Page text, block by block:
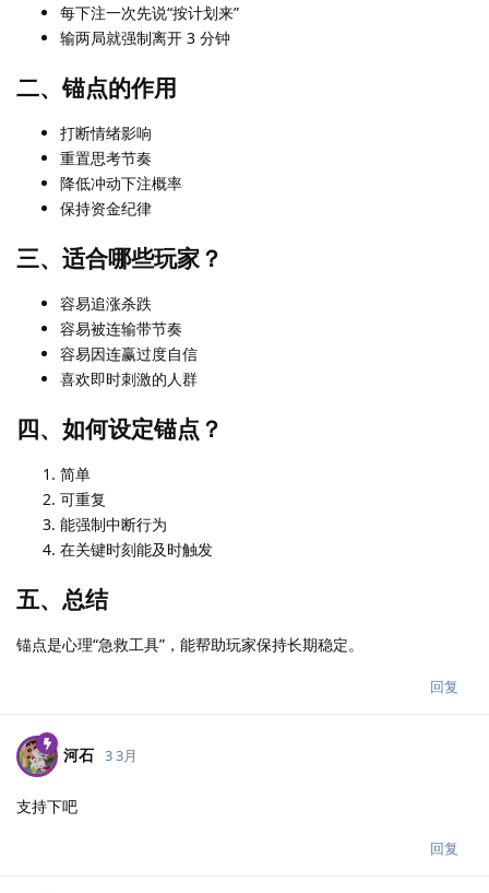
每下注一次先说“按计划来”
输两局就强制离开 3 分钟
二、锚点的作用
打断情绪影响
重置思考节奏
降低冲动下注概率
保持资金纪律
三、适合哪些玩家？
容易追涨杀跌
容易被连输带节奏
容易因连赢过度自信
喜欢即时刺激的人群
四、如何设定锚点？
简单
可重复
能强制中断行为
在关键时刻能及时触发
五、总结
锚点是心理“急救工具”，能帮助玩家保持长期稳定。
回复
河石 3 3月
支持下吧
回复